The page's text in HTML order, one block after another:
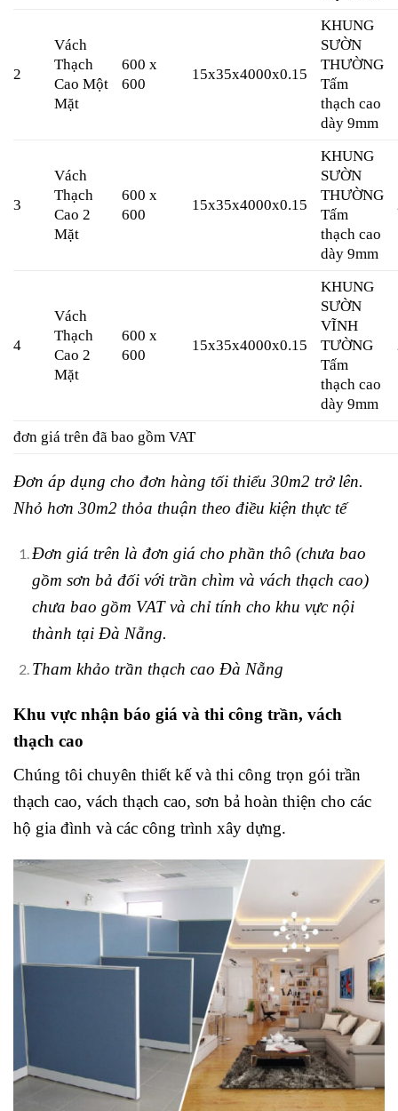
2
Vách
Thạch
Cao Một
Mặt
600 x
600
15x35x4000x0.15
KHUNG
SƯỜN
THƯỜNG
Tấm
thạch cao
dày 9mm
3
Vách
Thạch
Cao 2
Mặt
600 x
600
15x35x4000x0.15
KHUNG
SƯỜN
THƯỜNG
Tấm
thạch cao
dày 9mm
4
Vách
Thạch
Cao 2
Mặt
600 x
600
15x35x4000x0.15
KHUNG
SƯỜN
VĨNH
TƯỜNG
Tấm
thạch cao
dày 9mm
đơn giá trên đã bao gồm VAT
Đơn áp dụng cho đơn hàng tối thiểu 30m2 trở lên.
Nhỏ hơn 30m2 thỏa thuận theo điều kiện thực tế
Đơn giá trên là đơn giá cho phần thô (chưa bao
gồm sơn bả đối với trần chìm và vách thạch cao)
chưa bao gồm VAT và chỉ tính cho khu vực nội
thành tại Đà Nẵng.
Tham khảo trần thạch cao Đà Nẵng
Khu vực nhận báo giá và thi công trần, vách
thạch cao
Chúng tôi chuyên thiết kế và thi công trọn gói trần
thạch cao, vách thạch cao, sơn bả hoàn thiện cho các
hộ gia đình và các công trình xây dựng.